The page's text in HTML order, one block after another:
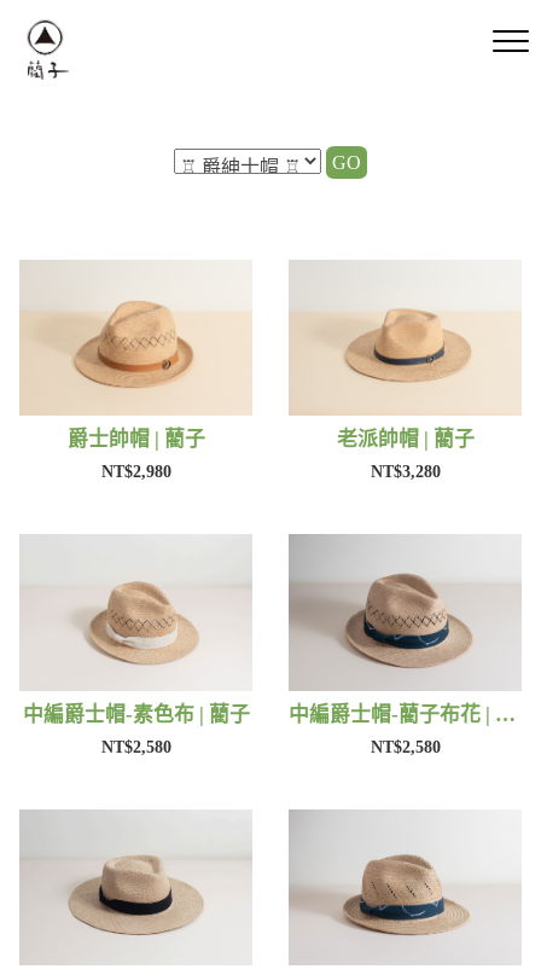
GO
爵士帥帽 | 藺子
NT$2,980
老派帥帽 | 藺子
NT$3,280
中編爵士帽-素色布 | 藺子
NT$2,580
中編爵士帽-藺子布花 | 藺子
NT$2,580